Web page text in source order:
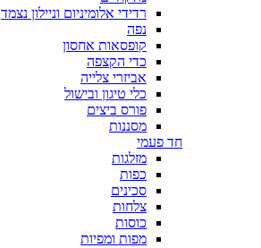
רדידי אלומיניום וניילון נצמד
נפה
קופסאות אחסון
כדי הקצפה
אביזרי צלייה
כלי טיגון ובישול
פורס ביצים
מסננות
חד פעמי
מזלגות
כפות
סכינים
צלחות
כוסות
מפות ומפיות